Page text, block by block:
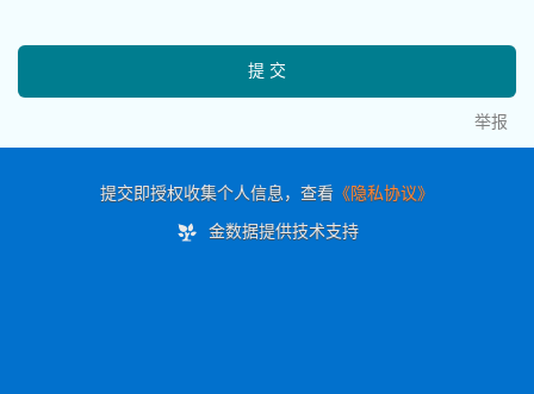
提交
举报
提交即授权收集个人信息，查看 《隐私协议》
金数据提供技术支持